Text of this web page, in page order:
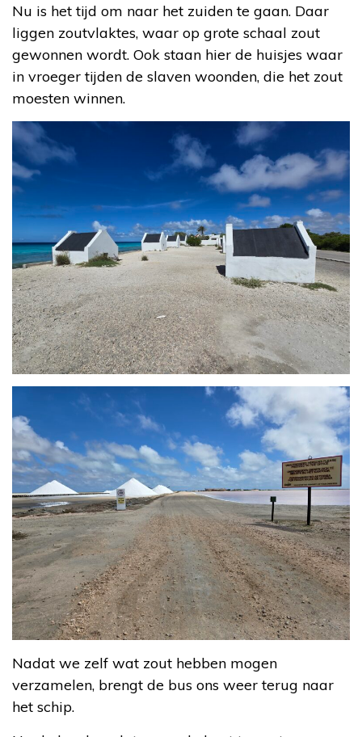
Nu is het tijd om naar het zuiden te gaan. Daar
liggen zoutvlaktes, waar op grote schaal zout
gewonnen wordt. Ook staan hier de huisjes waar
in vroeger tijden de slaven woonden, die het zout
moesten winnen.
Nadat we zelf wat zout hebben mogen
verzamelen, brengt de bus ons weer terug naar
het schip.